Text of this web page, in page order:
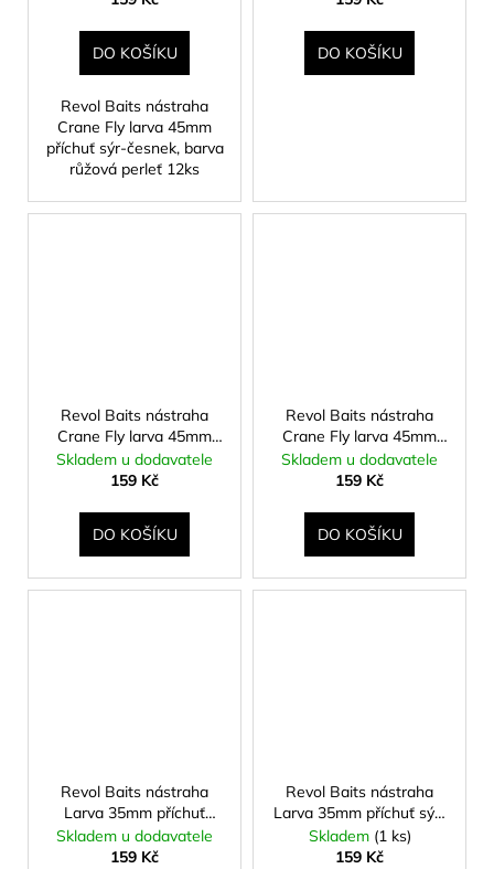
DO KOŠÍKU
Revol Baits nástraha
Crane Fly larva 45mm
příchuť sýr-česnek, barva
růžová perleť 12ks
DO KOŠÍKU
Revol Baits nástraha
Crane Fly larva 45mm
příchuť sýr-česnek,
barva světle žlutá 12ks
Skladem u dodavatele
159 Kč
DO KOŠÍKU
Revol Baits nástraha
Crane Fly larva 45mm
příchuť sýr-česnek,
barva žlutá 12ks
Skladem u dodavatele
159 Kč
DO KOŠÍKU
Revol Baits nástraha
Larva 35mm příchuť
krevetka, barva žlutá
15ks
Skladem u dodavatele
159 Kč
Revol Baits nástraha
Larva 35mm příchuť sýr-
česnek, barva světle
žlutá 15ks
Skladem (1 ks)
159 Kč